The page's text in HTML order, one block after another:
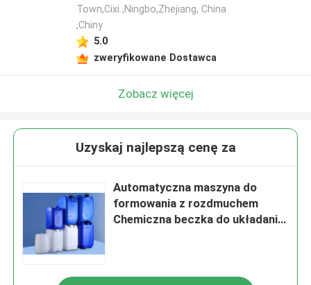
Town,Cixi ,Ningbo,Zhejiang, China
,Chiny
5.0
zweryfikowane Dostawca
Zobacz więcej
Uzyskaj najlepszą cenę za
Automatyczna maszyna do
formowania z rozdmuchem
Chemiczna beczka do układania